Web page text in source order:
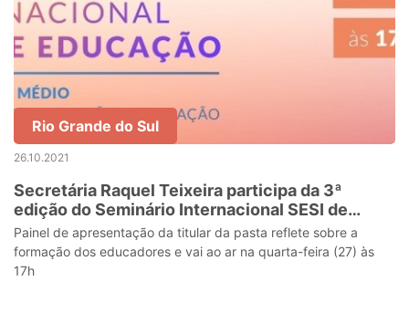
Rio Grande do Sul
26.10.2021
Secretária Raquel Teixeira participa da 3ª
edição do Seminário Internacional SESI de
Educação
Painel de apresentação da titular da pasta reflete sobre a
formação dos educadores e vai ao ar na quarta-feira (27) às
17h